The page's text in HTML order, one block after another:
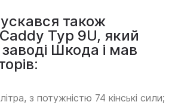
також
Typ 9U, який
Шкода і мав
з потужністю 74 кінські сили;